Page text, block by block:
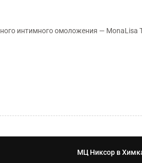
интимного омоложения —
МЦ Никсор в